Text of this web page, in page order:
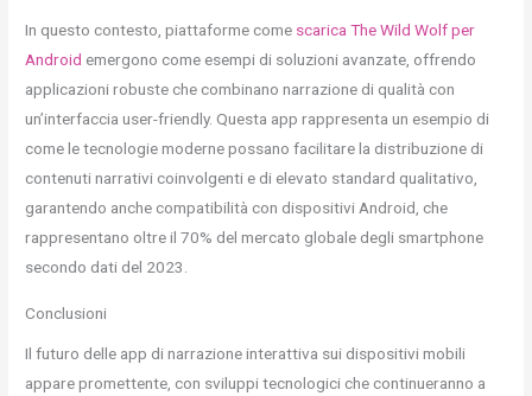
In questo contesto, piattaforme come scarica The Wild Wolf per
Android emergono come esempi di soluzioni avanzate, offrendo
applicazioni robuste che combinano narrazione di qualità con
un’interfaccia user-friendly. Questa app rappresenta un esempio di
come le tecnologie moderne possano facilitare la distribuzione di
contenuti narrativi coinvolgenti e di elevato standard qualitativo,
garantendo anche compatibilità con dispositivi Android, che
rappresentano oltre il 70% del mercato globale degli smartphone
secondo dati del 2023.
Conclusioni
Il futuro delle app di narrazione interattiva sui dispositivi mobili
appare promettente, con sviluppi tecnologici che continueranno a